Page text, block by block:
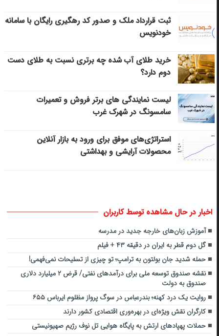
ثبت قرارداد ملک و صدور کد رهگیری رایگان با سامانه
خودنویس
خرید طلای آب شده چه برتری نسبت به طلای دست
دوم دارد؟
لیست نمایندگی های برتر فروش و تعمیرات
سامسونگ در شهرک غرب
استراتژی‌های موفق برای ورود به بازار آنلاین
محصولات آرایشی و بهداشتی
اخبار در حال مشاهده توسط کاربران
آموزش زبان‌های خارجه جدید در مدرسه
گل دوم قطر به ایران در دقیقه ۴۳ + فیلم
حمله شدید جان بولتون به ترامپ؛ تو چیزی از تسلیحات نمی‌فهمی!
نقشه صندوق توسعه ملی برای درآمدهای نفتی/ قرض ۲ میلیارد دلاری
صندوق به دولت
روایت یک درد کهنه؛ بندرعباس در سوگ پرواز مظلوم ایرباس ۶۵۵
کارگران نقش ویژه‌ای در بهره‌وری اقتصادی کشور دارند
حملات پهپادهای ارتش به پایگاه هوایی تل نوف رژیم صهیونیستی